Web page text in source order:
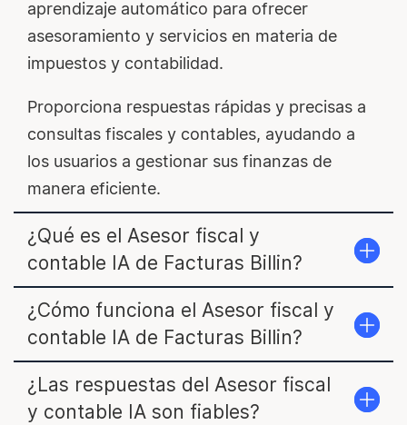
aprendizaje automático para ofrecer
asesoramiento y servicios en materia de
impuestos y contabilidad.
Proporciona respuestas rápidas y precisas a
consultas fiscales y contables, ayudando a
los usuarios a gestionar sus finanzas de
manera eficiente.
¿Qué es el Asesor fiscal y
contable IA de Facturas Billin?
¿Cómo funciona el Asesor fiscal y
contable IA de Facturas Billin?
¿Las respuestas del Asesor fiscal
y contable IA son fiables?